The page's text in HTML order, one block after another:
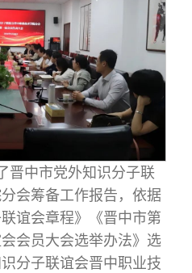
晋中市党外知识分子联
会筹备工作报告，依据
谊会章程》《晋中市第
会员大会选举办法》选
分子联谊会晋中职业技